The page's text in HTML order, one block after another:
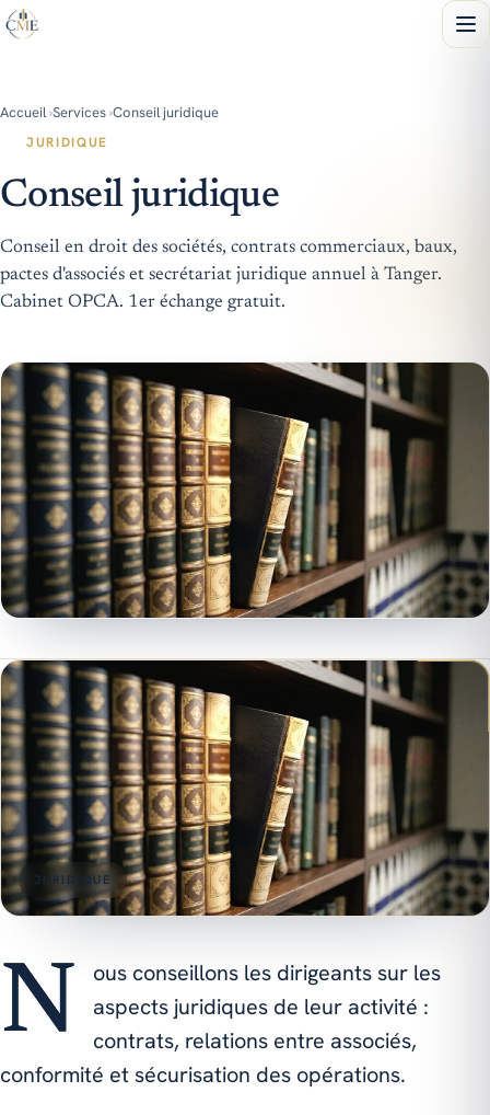
Accueil›Services›Conseil juridique
JURIDIQUE
Conseil juridique
Conseil en droit des sociétés, contrats commerciaux, baux,
pactes d'associés et secrétariat juridique annuel à Tanger.
Cabinet OPCA. 1er échange gratuit.
JURIDIQUE
Nous conseillons les dirigeants sur les
aspects juridiques de leur activité :
contrats, relations entre associés,
conformité et sécurisation des opérations.